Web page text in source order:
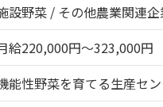
設野菜 / その他農業関連
給220,000円～323,000円
能性野菜を育てる生産セ